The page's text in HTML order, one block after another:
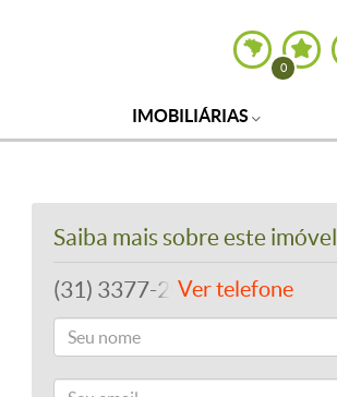
0
IMOBILIÁRIAS
Saiba mais sobre este imóvel
(31) 3377-2020Ver telefone